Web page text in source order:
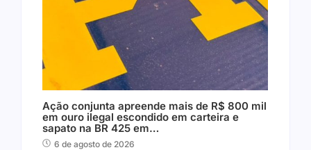
Ação conjunta apreende mais de R$ 800 mil
em ouro ilegal escondido em carteira e
sapato na BR 425 em…
6 de agosto de 2026